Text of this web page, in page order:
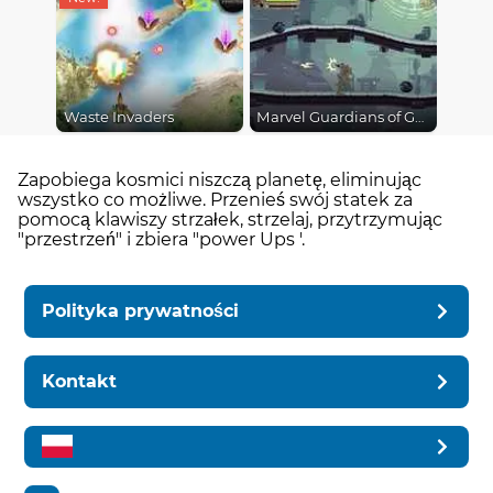
Waste Invaders Marvel Guardians of Galaxy
Zapobiega kosmici niszczą planetę, eliminując
wszystko co możliwe. Przenieś swój statek za
pomocą klawiszy strzałek, strzelaj, przytrzymując
"przestrzeń" i zbiera "power Ups '.
Polityka prywatności
Kontakt